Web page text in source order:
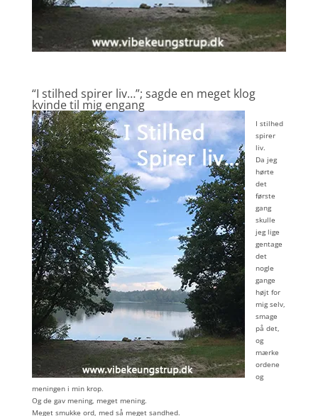
“I stilhed spirer liv…”; sagde en meget klog
kvinde til mig engang
I stilhed
spirer
liv.
Da jeg
hørte
det
første
gang
skulle
jeg lige
gentage
det
nogle
gange
højt for
mig selv,
smage
på det,
og
mærke
ordene
og
meningen i min krop.
Og de gav mening, meget mening.
Meget smukke ord, med så meget sandhed.